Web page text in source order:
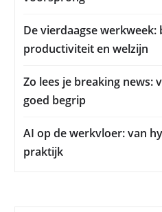
De vierdaagse werkweek:
productiviteit en welzijn
Zo lees je breaking news:
goed begrip
AI op de werkvloer: van
praktijk